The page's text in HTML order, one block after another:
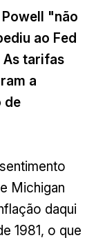
"não
ao Fed
As tarifas
a
de
Michigan
daqui
1981, o que